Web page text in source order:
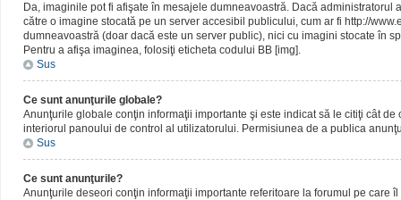
Da, imaginile pot fi afişate în mesajele dumneavoastră. Dacă
către o imagine stocată pe un server accesibil publicului, cum ar fi http://
dumneavoastră (doar dacă este un server public), nici cu imagini stocate în
Pentru a afişa imaginea, folosiţi eticheta codului BB [img].
Sus
Ce sunt anunţurile globale?
Anunţurile globale conţin informaţii importante şi este indicat să le citiţi cât
interiorul panoului de control al utilizatorului. Permisiunea de a publica
Sus
Ce sunt anunţurile?
Anunţurile deseori conţin informaţii importante referitoare la forumul pe care